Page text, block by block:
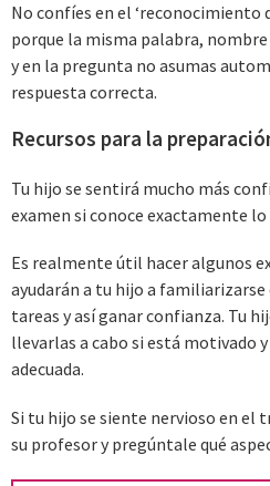
No confíes en el ‘reconocimiento
porque la misma palabra,
y en la pregunta no asumas
respuesta correcta.
Recursos para la
Tu hijo se sentirá mucho más
examen si conoce exactamente lo
Es realmente útil hacer algunos
ayudarán a tu hijo a
tareas y así ganar confianza. Tu
llevarlas a cabo si está motivado
adecuada.
Si tu hijo se siente nervioso en el
su profesor y pregúntale qué